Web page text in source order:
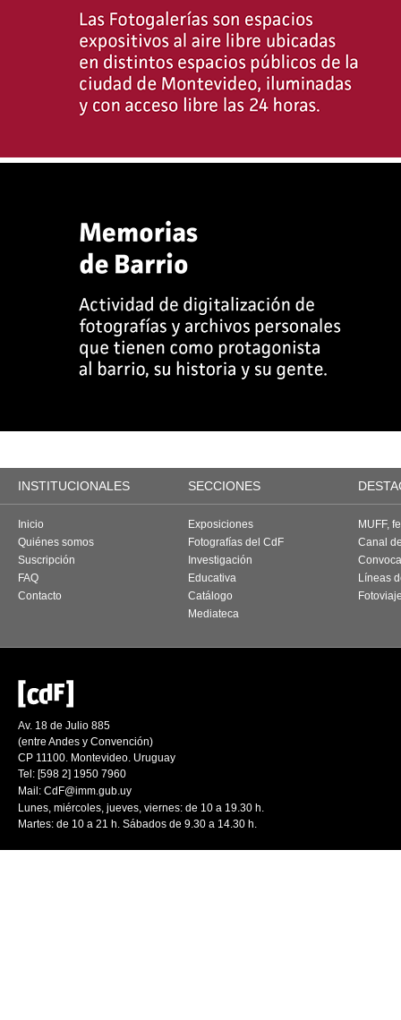
INSTITUCIONALES SECCIONES
Inicio
Quiénes somos
Suscripción
FAQ
Contacto
Exposiciones
Fotografías del CdF
Investigación
Educativa
Catálogo
Mediateca
MUFF,
Canal
Líneas
Av. 18 de Julio 885
(entre Andes y Convención)
CP 11100. Montevideo. Uruguay
Tel: [598 2] 1950 7960
Mail: CdF@imm.gub.uy
Lunes, miércoles, jueves, viernes: de 10 a 19.30 h.
Martes: de 10 a 21 h. Sábados de 9.30 a 14.30 h.